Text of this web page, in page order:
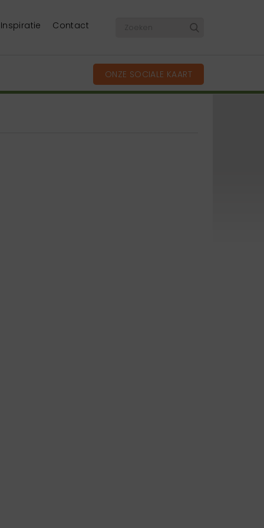
Inspiratie Contact
ONZE SOCIALE KAART